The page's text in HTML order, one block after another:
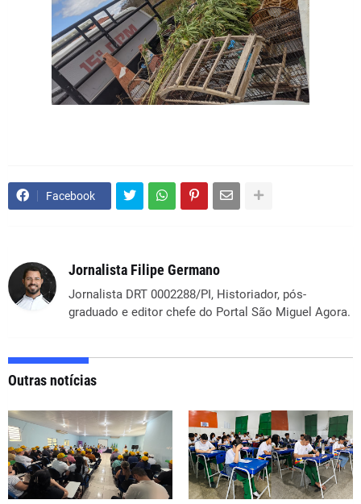
Facebook
Jornalista Filipe Germano
Jornalista DRT 0002288/PI, Historiador, pós-
graduado e editor chefe do Portal São Miguel Agora.
Outras notícias